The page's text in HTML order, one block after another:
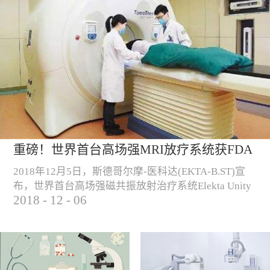
重磅！世界首台高场强MRI放疗系统获FDA
认证！
2018年12月5日，斯德哥尔摩-医科达(EKTA-B.ST)宣
布，世界首台高场强磁共振放射治疗系统Elekta Unity
正式获得FDA认证，可用于美国的商业销售和临床使
2018年6月高场强磁共振放射治疗系统获得CE认证以
来， Elekta Unity一直致力于提高和改善欧洲肿瘤患者
的治疗，我们很高兴这种尖端技术产品现已在美国...
2018 - 12 - 06